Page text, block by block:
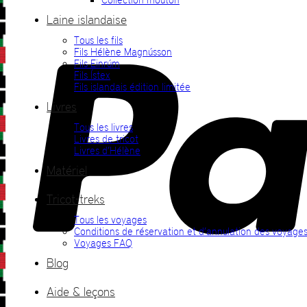
Laine islandaise
Tous les fils
Fils Hélène Magnússon
Fils Einrúm
Fils Ístex
Fils islandais édition limitée
Livres
Tous les livres
Livres de tricot
Livres d’Hélène
Matériel
Tricot-treks
Tous les voyages
Conditions de réservation et d’annulation des voyages
Voyages FAQ
Blog
Aide & leçons